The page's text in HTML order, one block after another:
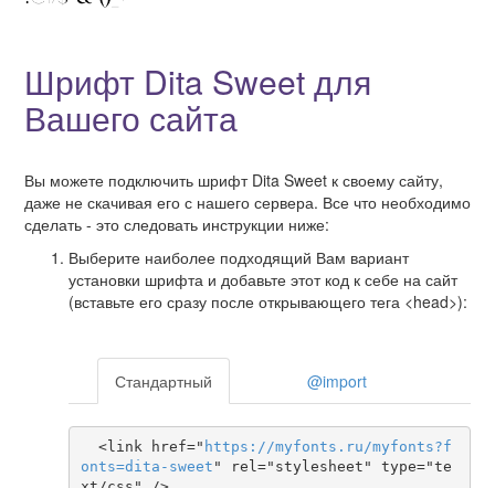
Шрифт Dita Sweet для
Вашего сайта
Вы можете подключить шрифт Dita Sweet к своему сайту,
даже не скачивая его с нашего сервера. Все что необходимо
сделать - это следовать инструкции ниже:
Выберите наиболее подходящий Вам вариант
установки шрифта и добавьте этот код к себе на сайт
(вставьте его сразу после открывающего тега <head>):
Стандартный @import
  <link href="
https ://myfonts . ru/myfonts?f
onts=dita-sweet " rel="stylesheet" type="te